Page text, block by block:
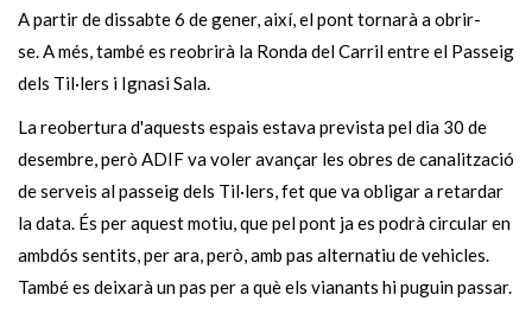
A partir de dissabte 6 de gener, així, el pont tornarà a obrir-
se. A més, també es reobrirà la Ronda del Carril entre el Passeig
dels Til·lers i Ignasi Sala.
La reobertura d'aquests espais estava prevista pel dia 30 de
desembre, però ADIF va voler avançar les obres de canalització
de serveis al passeig dels Til·lers, fet que va obligar a retardar
la data. És per aquest motiu, que pel pont ja es podrà circular en
ambdós sentits, per ara, però, amb pas alternatiu de vehicles.
També es deixarà un pas per a què els vianants hi puguin passar.